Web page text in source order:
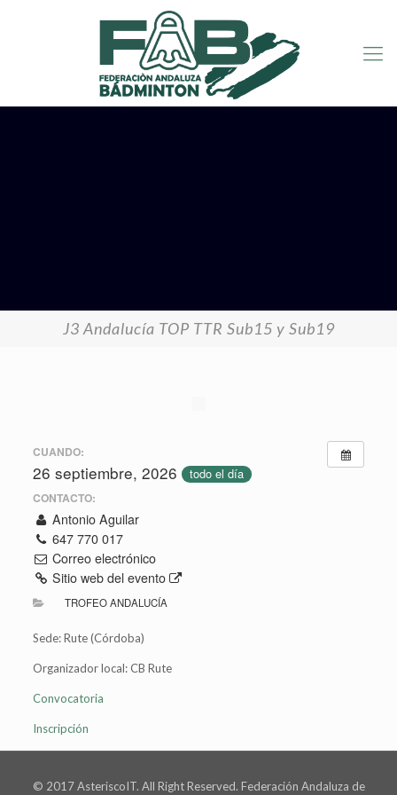
J3 Andalucía TOP TTR Sub15 y Sub19
CUANDO:
26 septiembre, 2026 todo el día
CONTACTO:
Antonio Aguilar
647 770 017
Correo electrónico
Sitio web del evento
TROFEO ANDALUCÍA
Sede: Rute (Córdoba)
Organizador local: CB Rute
Convocatoria
Inscripción
© 2017 AsteriscoIT. All Right Reserved. Federación Andaluza de